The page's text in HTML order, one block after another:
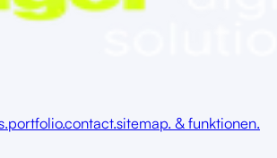
portfolio.contact.sitemap. & funktionen.